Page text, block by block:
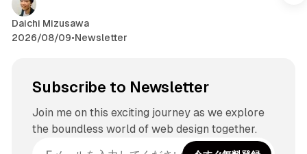
Daichi Mizusawa
2026/08/09•Newsletter
Subscribe to Newsletter
Join me on this exciting journey as we explore
the boundless world of web design together.